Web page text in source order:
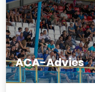
ACA-Advies